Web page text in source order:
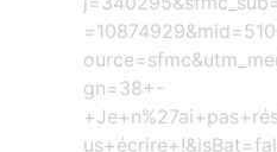
gn=38+-